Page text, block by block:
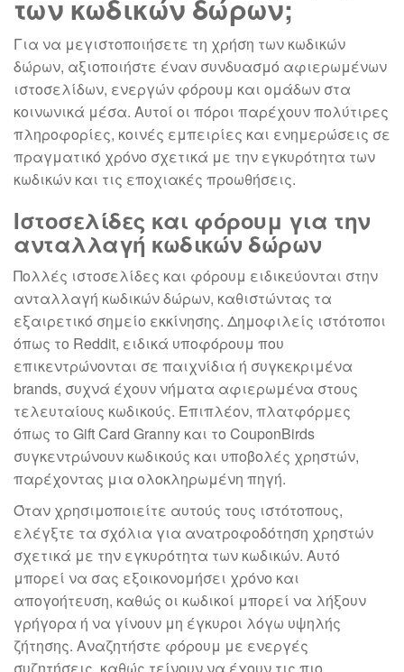
των κωδικών δώρων;
Για να μεγιστοποιήσετε τη χρήση των κωδικών
δώρων, αξιοποιήστε έναν συνδυασμό αφιερωμένων
ιστοσελίδων, ενεργών φόρουμ και ομάδων στα
κοινωνικά μέσα. Αυτοί οι πόροι παρέχουν πολύτιρες
πληροφορίες, κοινές εμπειρίες και ενημερώσεις σε
πραγματικό χρόνο σχετικά με την εγκυρότητα των
κωδικών και τις εποχιακές προωθήσεις.
Ιστοσελίδες και φόρουμ για την
ανταλλαγή κωδικών δώρων
Πολλές ιστοσελίδες και φόρουμ ειδικεύονται στην
ανταλλαγή κωδικών δώρων, καθιστώντας τα
εξαιρετικό σημείο εκκίνησης. Δημοφιλείς ιστότοποι
όπως το Reddit, ειδικά υποφόρουμ που
επικεντρώνονται σε παιχνίδια ή συγκεκριμένα
brands, συχνά έχουν νήματα αφιερωμένα στους
τελευταίους κωδικούς. Επιπλέον, πλατφόρμες
όπως το Gift Card Granny και το CouponBirds
συγκεντρώνουν κωδικούς και υποβολές χρηστών,
παρέχοντας μια ολοκληρωμένη πηγή.
Όταν χρησιμοποιείτε αυτούς τους ιστότοπους,
ελέγξτε τα σχόλια για ανατροφοδότηση χρηστών
σχετικά με την εγκυρότητα των κωδικών. Αυτό
μπορεί να σας εξοικονομήσει χρόνο και
απογοήτευση, καθώς οι κωδικοί μπορεί να λήξουν
γρήγορα ή να γίνουν μη έγκυροι λόγω υψηλής
ζήτησης. Αναζητήστε φόρουμ με ενεργές